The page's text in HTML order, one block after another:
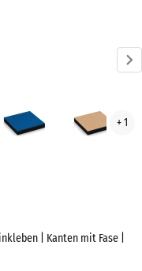
Himmelblau
+ 1
| Kanten mit Fase |